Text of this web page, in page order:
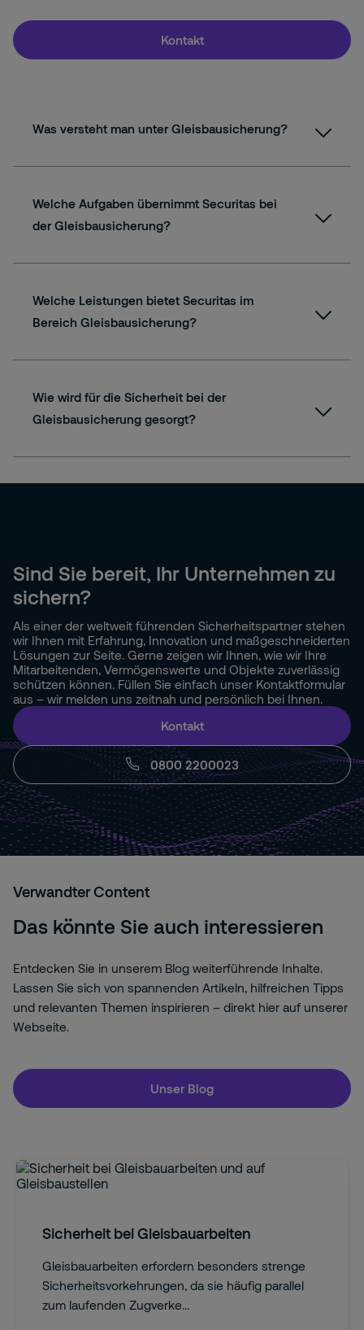
Kontakt
Was versteht man unter Gleisbausicherung?
Welche Aufgaben übernimmt Securitas bei
der Gleisbausicherung?
Welche Leistungen bietet Securitas im
Bereich Gleisbausicherung?
Wie wird für die Sicherheit bei der
Gleisbausicherung gesorgt?
Sind Sie bereit, Ihr Unternehmen zu
sichern?
Als einer der weltweit führenden Sicherheitspartner stehen
wir Ihnen mit Erfahrung, Innovation und maßgeschneiderten
Lösungen zur Seite. Gerne zeigen wir Ihnen, wie wir Ihre
Mitarbeitenden, Vermögenswerte und Objekte zuverlässig
schützen können. Füllen Sie einfach unser Kontaktformular
aus – wir melden uns zeitnah und persönlich bei Ihnen.
0800 2200023
Kontakt
Verwandter Content
Das könnte Sie auch interessieren
Entdecken Sie in unserem Blog weiterführende Inhalte.
Lassen Sie sich von spannenden Artikeln, hilfreichen Tipps
und relevanten Themen inspirieren – direkt hier auf unserer
Webseite.
Unser Blog
Sicherheit bei Gleisbauarbeiten
Gleisbauarbeiten erfordern besonders strenge
Sicherheitsvorkehrungen, da sie häufig parallel
zum laufenden Zugverke...